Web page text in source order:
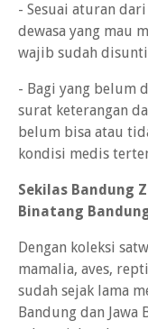
- Sesuai aturan
dewasa yang mau
wajib sudah
- Bagi yang belum
surat keterangan
belum bisa atau
kondisi medis
Sekilas Bandung
Binatang
Dengan koleksi
mamalia, aves,
sudah sejak lama
Bandung dan